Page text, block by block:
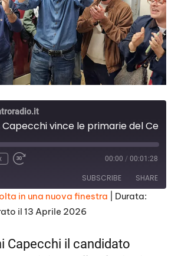
00:00 / 00:01:28
SUBSCRIBE SHARE
in una nuova finestra
Durata:
il 13 Aprile 2026
Capecchi il candidato